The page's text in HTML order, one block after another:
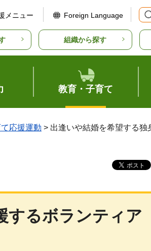
メニュー Foreign Language
組織から探す
教育・子育て
応援運動 > 出逢いや結婚を希望する独
するボランティア